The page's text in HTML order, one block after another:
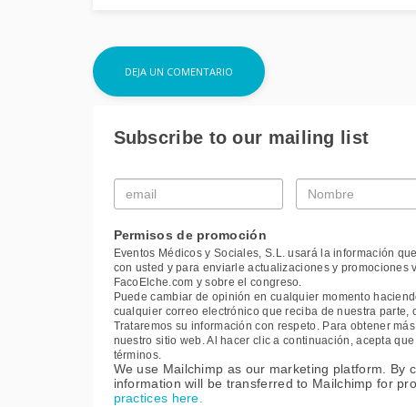
Subscribe to our mailing list
Email
*
Nombre
*
Permisos de promoción
Eventos Médicos y Sociales, S.L. usará la información
con usted y para enviarle actualizaciones y
FacoElche.com y sobre el congreso.
Puede cambiar de opinión en cualquier momento
cualquier correo electrónico que reciba de nuestra
Trataremos su información con respeto. Para obtener
nuestro sitio web. Al hacer clic a continuación, acepta
términos.
We use Mailchimp as our marketing platform. By
information will be transferred to Mailchimp for
practices here.